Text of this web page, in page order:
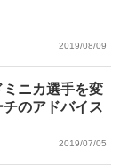
2019/08/09
ニカ選手を変
のアドバイス
2019/07/05